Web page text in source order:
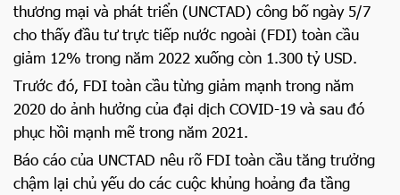
thương mại và phát triển (UNCTAD) công bố ngày 5/7
cho thấy đầu tư trực tiếp nước ngoài (FDI) toàn cầu
giảm 12% trong năm 2022 xuống còn 1.300 tỷ USD.
Trước đó, FDI toàn cầu từng giảm mạnh trong năm
2020 do ảnh hưởng của đại dịch COVID-19 và sau đó
phục hồi mạnh mẽ trong năm 2021.
Báo cáo của UNCTAD nêu rõ FDI toàn cầu tăng trưởng
chậm lại chủ yếu do các cuộc khủng hoảng đa tầng